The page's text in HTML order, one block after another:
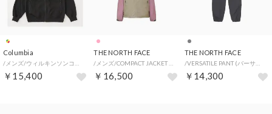
Columbia
/メンズ/ウィルキンソンコーブフーディ （Black Navy Multi）
￥15,400
THE NORTH FACE
/メンズ/COMPACT JACKET (コンパクトジャケット) （HS）
￥16,500
THE NORTH FACE
/VERSATILE PANT (バーサタイルパンツ) （AG）
￥14,300